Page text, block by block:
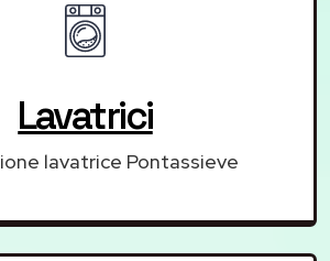
Lavatrici
lavatrice Pontassieve